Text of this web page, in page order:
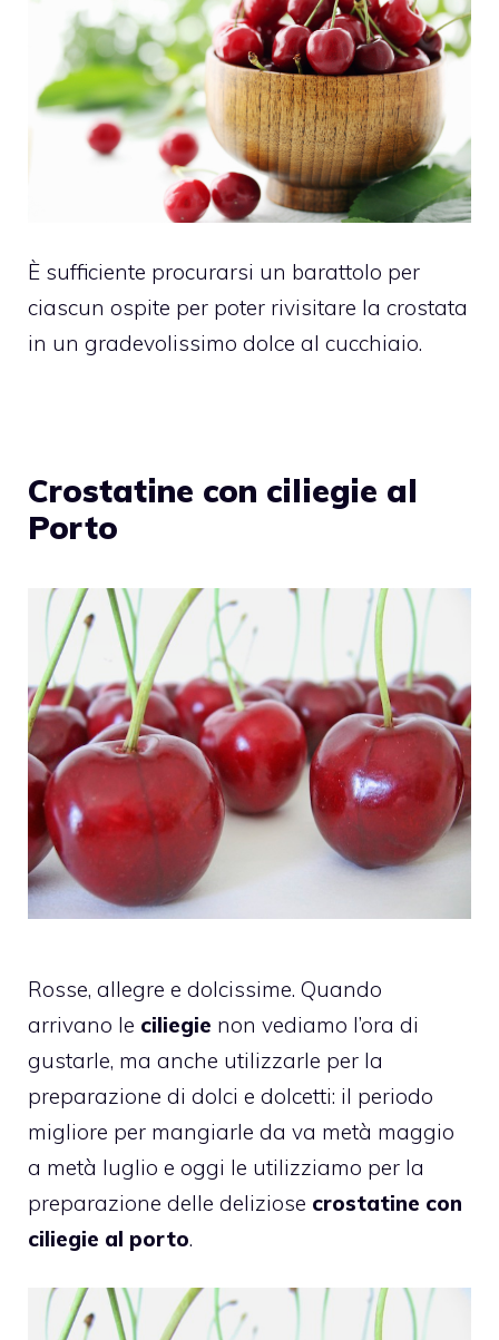
È sufficiente procurarsi un barattolo per
ciascun ospite per poter rivisitare la crostata
in un gradevolissimo dolce al cucchiaio.
Crostatine con ciliegie al
Porto
Rosse, allegre e dolcissime. Quando
arrivano le ciliegie non vediamo l’ora di
gustarle, ma anche utilizzarle per la
preparazione di dolci e dolcetti: il periodo
migliore per mangiarle da va metà maggio
a metà luglio e oggi le utilizziamo per la
preparazione delle deliziose crostatine con
ciliegie al porto.